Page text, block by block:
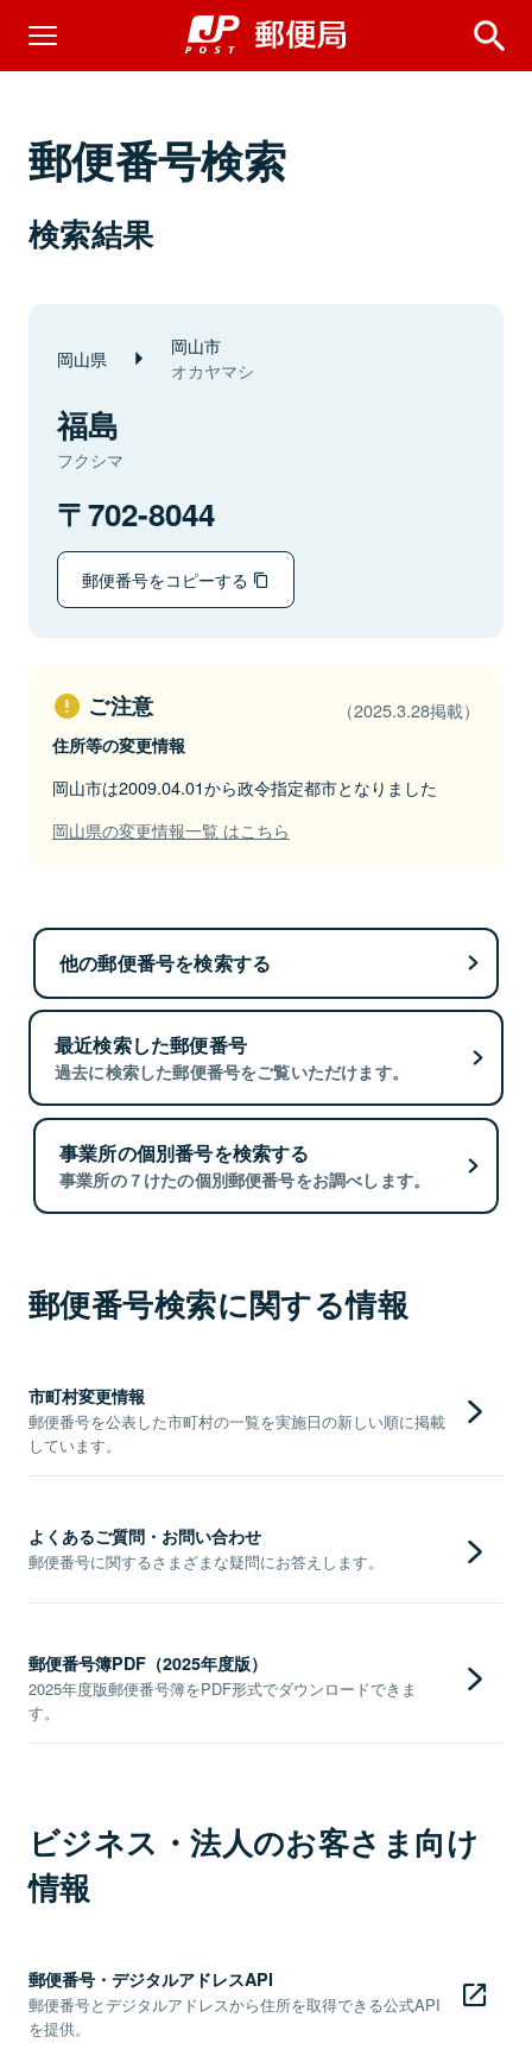
郵便番号検索
検索結果
岡山県 岡山市
オカヤマシ
福島
フクシマ
702-8044
郵便番号をコピーする
ご注意 （2025.3.28掲載）
住所等の変更情報
岡山市は2009.04.01から政令指定都市となりました
岡山県の変更情報一覧 はこちら
他の郵便番号を検索する
最近検索した郵便番号
過去に検索した郵便番号をご覧いただけます。
事業所の個別番号を検索する
事業所の７けたの個別郵便番号をお調べします。
郵便番号検索に関する情報
市町村変更情報
郵便番号を公表した市町村の一覧を実施日の新しい順に掲載
しています。
よくあるご質問・お問い合わせ
郵便番号に関するさまざまな疑問にお答えします。
郵便番号簿PDF（2025年度版）
2025年度版郵便番号簿をPDF形式でダウンロードできま
す。
ビジネス・法人のお客さま向け
情報
郵便番号・デジタルアドレスAPI
郵便番号とデジタルアドレスから住所を取得できる公式API
を提供。